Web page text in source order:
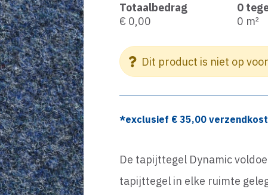
Totaalbedrag
€ 0,00
0
0 m²
Dit product is niet op
*exclusief €35,00
De tapijttegel Dynamic
tapijttegel in elke ruimte